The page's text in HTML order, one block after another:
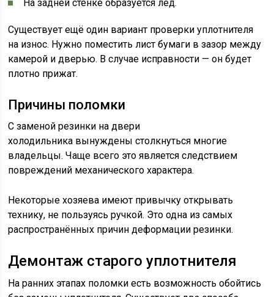
На задней стенке образуется лёд.
Существует ещё один вариант проверки уплотнителя
на износ. Нужно поместить лист бумаги в зазор между
камерой и дверью. В случае исправности — он будет
плотно прижат.
Причины поломки
С заменой резинки на двери
холодильника вынуждены столкнуться многие
владельцы. Чаще всего это является следствием
повреждений механического характера.
Некоторые хозяева имеют привычку открывать
технику, не пользуясь ручкой. Это одна из самых
распространённых причин деформации резинки.
Демонтаж старого уплотнителя
На ранних этапах поломки есть возможность обойтись